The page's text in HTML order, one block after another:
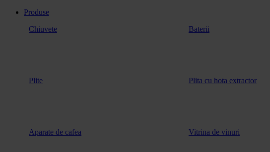
Produse
Chiuvete
Baterii
Plite Plita cu hota extractor
Aparate de cafea Vitrina de vinuri